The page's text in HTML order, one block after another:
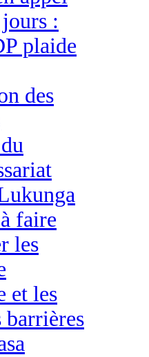
:
plaide
des
faire
les
et les
barrières